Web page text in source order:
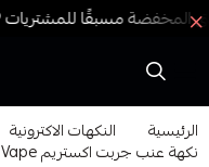
الرئيسية النكهات الاكترونية
نكهة عنب جربت اكستريم Grape Xtrem Vape